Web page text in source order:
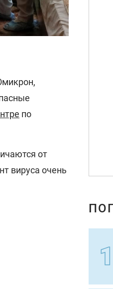
по
от
вируса очень